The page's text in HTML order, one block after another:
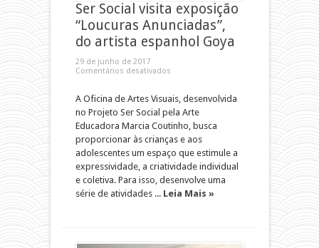
Ser Social visita exposição
“Loucuras Anunciadas”,
do artista espanhol Goya
29 de junho de 2017
Comentários desativados
A Oficina de Artes Visuais, desenvolvida
no Projeto Ser Social pela Arte
Educadora Marcia Coutinho, busca
proporcionar às crianças e aos
adolescentes um espaço que estimule a
expressividade, a criatividade individual
e coletiva. Para isso, desenvolve uma
série de atividades ... Leia Mais »